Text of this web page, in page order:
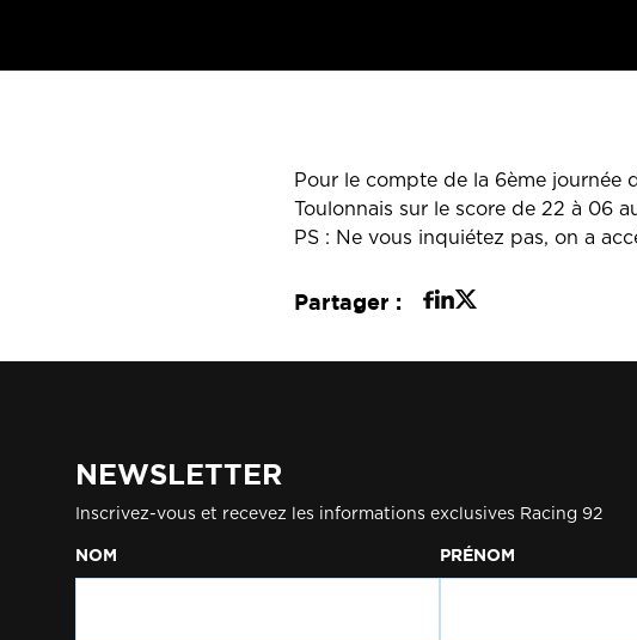
Pour le compte de la 6ème journée
Toulonnais sur le score de 22 à 06
PS : Ne vous inquiétez pas, on a
Partager :
NEWSLETTER
Inscrivez-vous et recevez les informations exclusives Racing 92
NOM PRÉNOM